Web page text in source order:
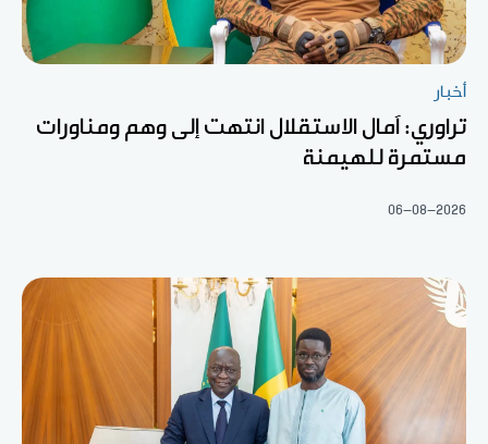
أخبار
تراوري: آمال الاستقلال انتهت إلى وهم ومناورات
مستمرة للهيمنة
06-08-2026